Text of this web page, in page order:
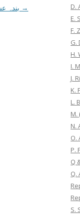
→
D.
E.
F.
G.
H.
I.
J.
K.
L.
N.
O.
P.
Q
Q.
S.